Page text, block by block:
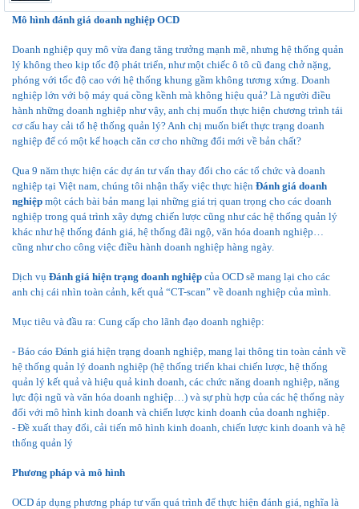
Mô hình đánh giá doanh nghiệp OCD
Doanh nghiệp quy mô vừa đang tăng trưởng mạnh mẽ, nhưng hệ thống quản
lý không theo kịp tốc độ phát triển, như một chiếc ô tô cũ đang chở nặng,
phóng với tốc độ cao với hệ thống khung gầm không tương xứng. Doanh
nghiệp lớn với bộ máy quá cồng kềnh mà không hiệu quả? Là người điều
hành những doanh nghiệp như vậy, anh chị muốn thực hiện chương trình tái
cơ cấu hay cải tổ hệ thống quản lý? Anh chị muốn biết thực trạng doanh
nghiệp để có một kế hoạch căn cơ cho những đổi mới về bản chất?
Qua 9 năm thực hiện các dự án tư vấn thay đổi cho các tổ chức và doanh
nghiệp tại Việt nam, chúng tôi nhận thấy việc thực hiện Đánh giá doanh
nghiệp một cách bài bản mang lại những giá trị quan trọng cho các doanh
nghiệp trong quá trình xây dựng chiến lược cũng như các hệ thống quản lý
khác như hệ thống đánh giá, hệ thống đãi ngộ, văn hóa doanh nghiệp…
cũng như cho công việc điều hành doanh nghiệp hàng ngày.
Dịch vụ Đánh giá hiện trạng doanh nghiệp của OCD sẽ mang lại cho các
anh chị cái nhìn toàn cảnh, kết quả “CT-scan” về doanh nghiệp của mình.
Mục tiêu và đầu ra: Cung cấp cho lãnh đạo doanh nghiệp:
- Báo cáo Đánh giá hiện trạng doanh nghiệp, mang lại thông tin toàn cảnh về
hệ thống quản lý doanh nghiệp (hệ thống triển khai chiến lược, hệ thống
quản lý kết quả và hiệu quả kinh doanh, các chức năng doanh nghiệp, năng
lực đội ngũ và văn hóa doanh nghiệp…) và sự phù hợp của các hệ thống này
đối với mô hình kinh doanh và chiến lược kinh doanh của doanh nghiệp.
- Đề xuất thay đổi, cải tiến mô hình kinh doanh, chiến lược kinh doanh và hệ
thống quản lý
Phương pháp và mô hình
OCD áp dụng phương pháp tư vấn quá trình để thực hiện đánh giá, nghĩa là